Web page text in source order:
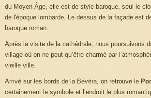
du Moyen Âge, elle est de style baroque, seul le
de l'époque lombarde. Le dessus de la façade est
baroque roman.
Après la visite de la cathédrale, nous poursuivons
village où on ne peut qu’être charmé par
vieille ville.
Arrivé sur les bords de la Bévéra, on retrouve le
certainement le symbole et l’endroit le plus